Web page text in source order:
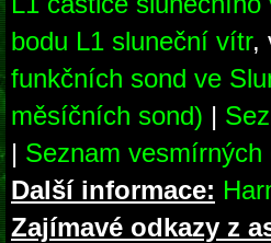
bodu L1 sluneční vítr,
funkčních sond ve
měsíčních sond)
Seznam vesmírných
Další informace:
Zajímavé odkazy z